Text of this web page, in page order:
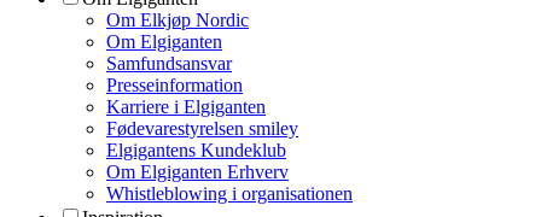
Om Elkjøp Nordic
Om Elgiganten
Samfundsansvar
Presseinformation
Karriere i Elgiganten
Fødevarestyrelsen smiley
Elgigantens Kundeklub
Om Elgiganten Erhverv
Whistleblowing i organisationen